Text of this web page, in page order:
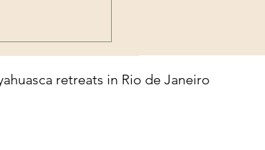
retreats in Rio de Janeiro